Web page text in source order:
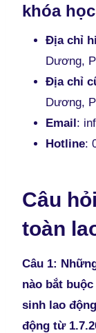
khóa học
Địa chỉ
Dương,
Địa chỉ
Dương,
Email:
Hotline:
Câu
toàn
Câu 1:
nào bắt
sinh lao
động từ